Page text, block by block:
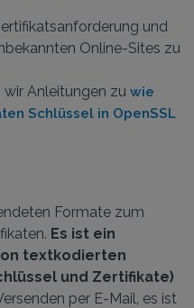
und
Online-Sites zu
wir Anleitungen zu wie
Schlüssel in OpenSSL
Formate zum
Es ist ein
textkodierten
und Zertifikate)
per E-Mail, es ist